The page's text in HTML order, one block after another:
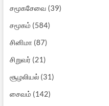
சமூகசேவை (39)
சமூகம் (584)
சினிமா (87)
சிறுவர் (21)
சூழலியல்(31)
சைவம் (142)